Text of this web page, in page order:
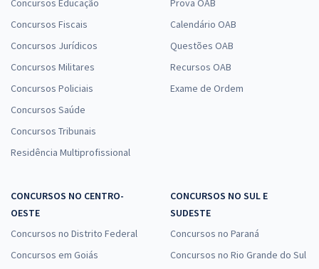
Concursos Educação
Concursos Fiscais
Concursos Jurídicos
Concursos Militares
Concursos Policiais
Concursos Saúde
Concursos Tribunais
Residência Multiprofissional
Prova OAB
Calendário OAB
Questões OAB
Recursos OAB
Exame de Ordem
CONCURSOS NO CENTRO-
OESTE
Concursos no Distrito Federal
Concursos em Goiás
CONCURSOS NO SUL E
SUDESTE
Concursos no Paraná
Concursos no Rio Grande do Sul